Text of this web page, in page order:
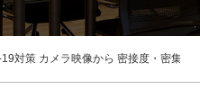
対策 カメラ映像から 密接度・密集